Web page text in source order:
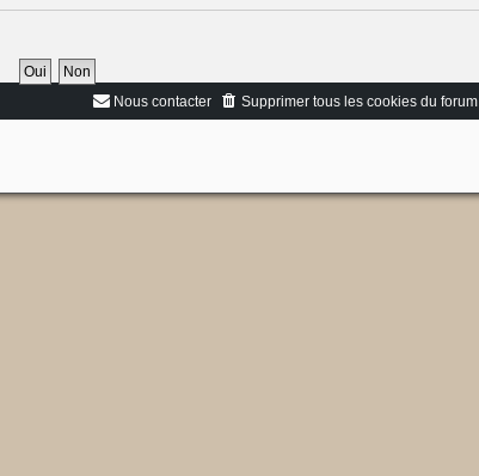
Supprimer tous les cookies du forum
Nous contacter